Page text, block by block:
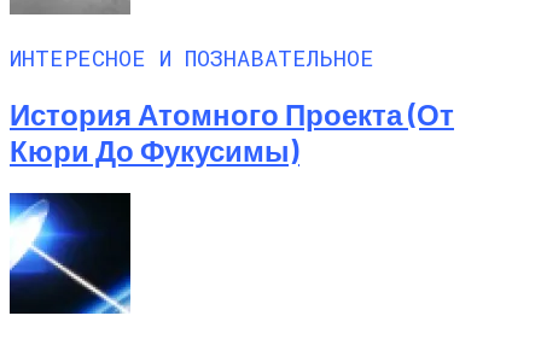
ИНТЕРЕСНОЕ И ПОЗНАВАТЕЛЬНОЕ
История Атомного Проекта (от
Кюри До Фукусимы)